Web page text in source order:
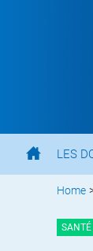
LES
Home
SANTÉ